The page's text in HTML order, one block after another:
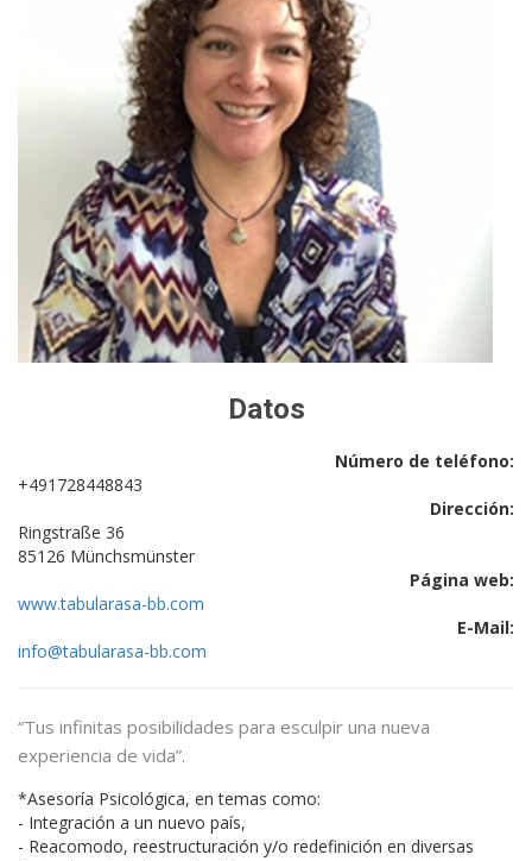
Datos
Número de teléfono:
+491728448843
Dirección:
Ringstraße 36
85126 Münchsmünster
Página web:
www.tabularasa-bb.com
E-Mail:
info@tabularasa-bb.com
“Tus infinitas posibilidades para esculpir una nueva
experiencia de vida”.
*Asesoría Psicológica, en temas como:
- Integración a un nuevo país,
- Reacomodo, reestructuración y/o redefinición en diversas